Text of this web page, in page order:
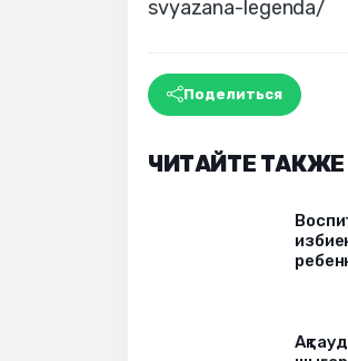
svyazana-legenda/
Поделиться
ЧИТАЙТЕ ТАКЖЕ